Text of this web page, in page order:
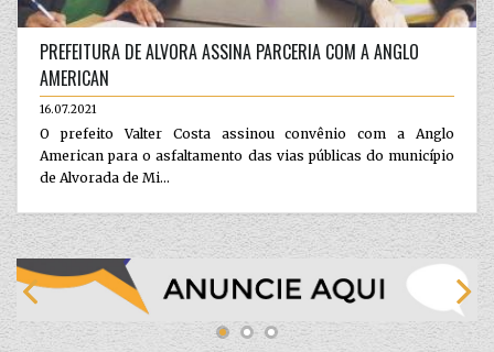
PREFEITURA DE ALVORA ASSINA PARCERIA COM A ANGLO
AMERICAN
16.07.2021
O prefeito Valter Costa assinou convênio com a Anglo
American para o asfaltamento das vias públicas do município
de Alvorada de Mi...